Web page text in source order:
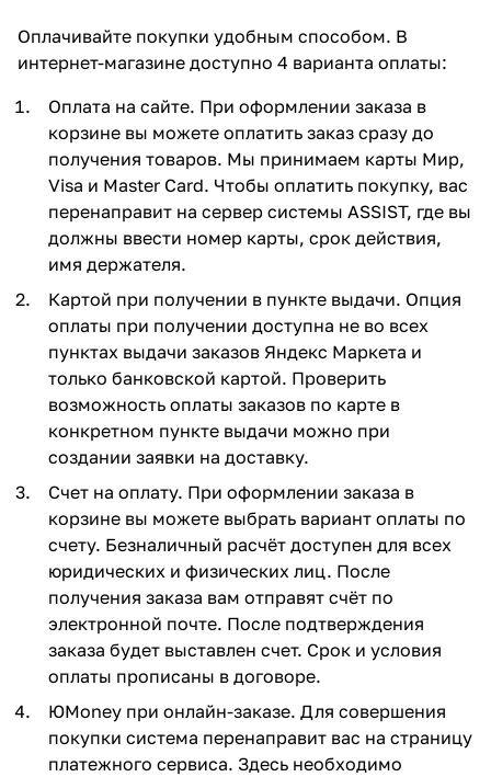
Оплачивайте покупки удобным способом. В
интернет-магазине доступно 4 варианта оплаты:
Оплата на сайте. При оформлении заказа в
корзине вы можете оплатить заказ сразу до
получения товаров. Мы принимаем карты Мир,
Visa и Master Card. Чтобы оплатить покупку, вас
перенаправит на сервер системы ASSIST, где вы
должны ввести номер карты, срок действия,
имя держателя.
Картой при получении в пункте выдачи. Опция
оплаты при получении доступна не во всех
пунктах выдачи заказов Яндекс Маркета и
только банковской картой. Проверить
возможность оплаты заказов по карте в
конкретном пункте выдачи можно при
создании заявки на доставку.
Счет на оплату. При оформлении заказа в
корзине вы можете выбрать вариант оплаты по
счету. Безналичный расчёт доступен для всех
юридических и физических лиц. После
получения заказа вам отправят счёт по
электронной почте. После подтверждения
заказа будет выставлен счет. Срок и условия
оплаты прописаны в договоре.
ЮMoney при онлайн-заказе. Для совершения
покупки система перенаправит вас на страницу
платежного сервиса. Здесь необходимо